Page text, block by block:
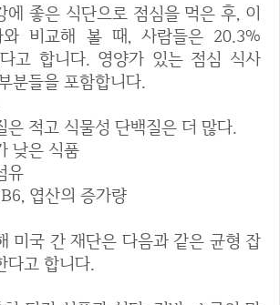
비교해 볼 때, 사람들은 20.3%
고 합니다. 영양가 있는 점심 식사
분들을 포함합니다.
은 적고 식물성 단백질은 더 많다.
낮은 식품
유
엽산의 증가량
미국 간 재단은 다음과 같은 균형 잡
다고 합니다.